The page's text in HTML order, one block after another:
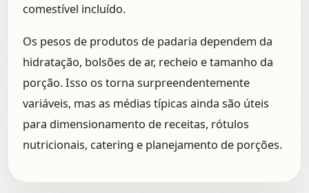
comestível incluído.
Os pesos de produtos de padaria dependem da
hidratação, bolsões de ar, recheio e tamanho da
porção. Isso os torna surpreendentemente
variáveis, mas as médias típicas ainda são úteis
para dimensionamento de receitas, rótulos
nutricionais, catering e planejamento de porções.